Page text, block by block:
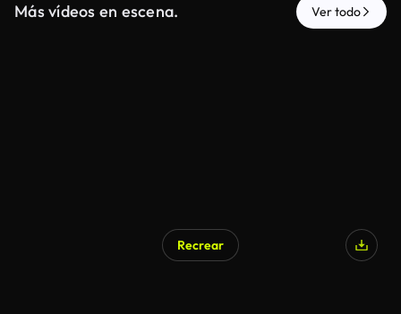
Más vídeos en escena. Ver todo
Recrear